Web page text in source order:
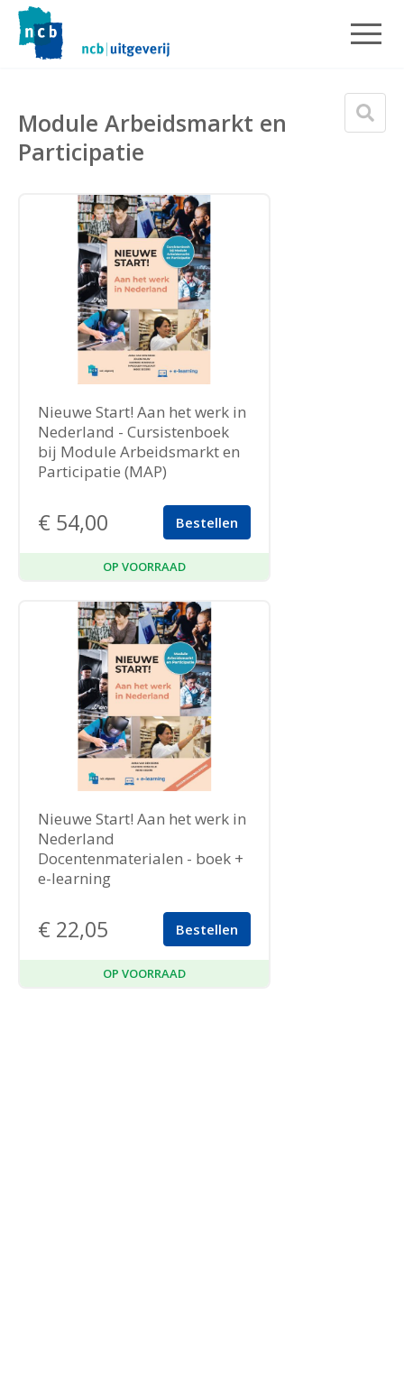
Module Arbeidsmarkt en
Participatie
Nieuwe Start! Aan het werk in
Nederland - Cursistenboek
bij Module Arbeidsmarkt en
Participatie (MAP)
€ 54,00 Bestellen
OP VOORRAAD
Nieuwe Start! Aan het werk in
Nederland
Docentenmaterialen - boek +
e-learning
€ 22,05 Bestellen
OP VOORRAAD